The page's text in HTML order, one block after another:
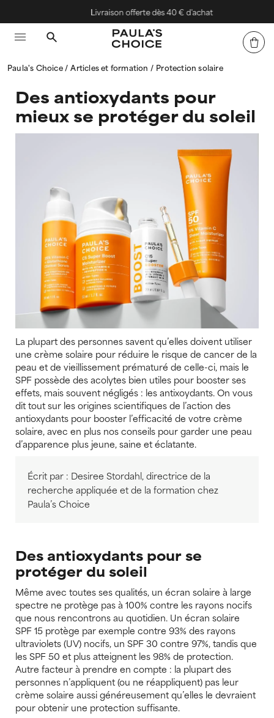
Livraison offerte dès 40 € d'achat
Paula's Choice Articles et formation Protection solaire
Des antioxydants pour
mieux se protéger du soleil
La plupart des personnes savent qu’elles doivent utiliser
une crème solaire pour réduire le risque de cancer de la
peau et de vieillissement prématuré de celle-ci, mais le
SPF possède des acolytes bien utiles pour booster ses
effets, mais souvent négligés : les antixoydants. On vous
dit tout sur les origines scientifiques de l’action des
antioxydants pour booster l’efficacité de votre crème
solaire, avec en plus nos conseils pour garder une peau
d’apparence plus jeune, saine et éclatante.
Écrit par : Desiree Stordahl, directrice de la
recherche appliquée et de la formation chez
Paula’s Choice
Des antioxydants pour se
protéger du soleil
Même avec toutes ses qualités, un écran solaire à large
spectre ne protège pas à 100% contre les rayons nocifs
que nous rencontrons au quotidien. Un écran solaire
SPF 15 protège par exemple contre 93% des rayons
ultraviolets (UV) nocifs, un SPF 30 contre 97%, tandis que
les SPF 50 et plus atteignent les 98% de protection.
Autre facteur à prendre en compte : la plupart des
personnes n’appliquent (ou ne réappliquent) pas leur
crème solaire aussi généreusement qu’elles le devraient
pour obtenir une protection suffisante.